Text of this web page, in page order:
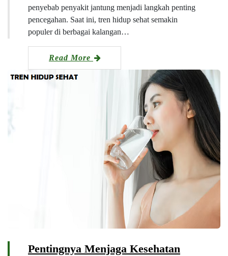
penyebab penyakit jantung menjadi langkah penting
pencegahan. Saat ini, tren hidup sehat semakin
populer di berbagai kalangan…
Read More
Pentingnya Menjaga Kesehatan